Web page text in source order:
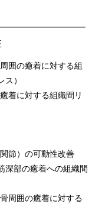
囲の癒着に対する組
）
着に対する組織間リ
節）の可動性改善
深部の癒着への組織間
周囲の癒着に対する